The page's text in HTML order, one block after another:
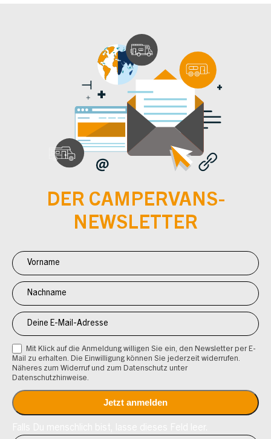
DER CAMPERVANS-
NEWSLETTER
Newsletter
Anmeldung
CV
Mit Klick auf die Anmeldung willigen Sie ein, den Newsletter per E-
Mail zu erhalten. Die Einwilligung können Sie jederzeit widerrufen.
Näheres zum Widerruf und zum Datenschutz unter
Datenschutzhinweise.